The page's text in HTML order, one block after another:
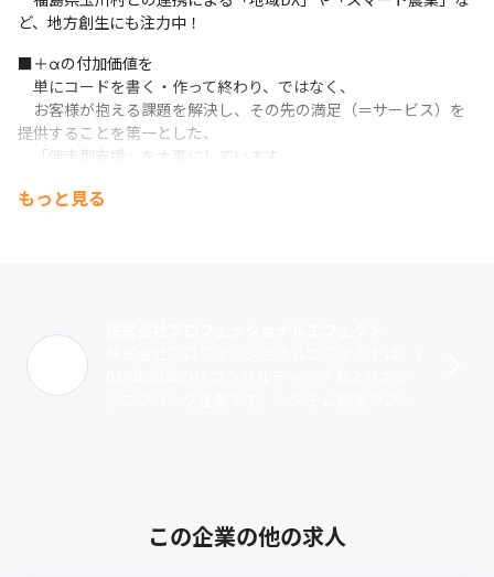
「やってみたい」で終わらせず、挑戦できる環境です。
を一緒に考えていきます。
■PMとしての裁量
当社では、PMは単なる進行管理ではありません。
・技術選定への関与
・チームビルディング
当社では職種を固定しません。
これまでの経験と、これからの志向・意欲を踏まえ、最適なキ
ャリアパスを一緒に設計していきます。
ど、地方創生にも注力中！
■＋αの付加価値を
単にコードを書く・作って終わり、ではなく、
お客様が抱える課題を解決し、その先の満足（＝サービス）を
提供することを第一とした、
「伴走型支援」を大事にしています。
【わたしたちが提供するのは「安心感」と「達成感」】
仕事と暮らしを両立しながら、「達成感」のある業務環境を提供
すること。
もっと見る
この企業の他の求人